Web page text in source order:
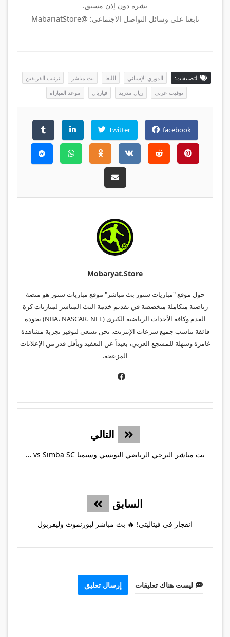
نشره دون إذن مسبق.
تابعنا على وسائل التواصل الاجتماعي: @MabariatStore
التصنيفات: الدوري الإسباني الليغا بث مباشر
ترتيب الفريقين
توقيت عربي
ريال مدريد فياريال موعد المباراة
facebook
Twitter
Mobaryat.store
حول موقع "مباريات ستور بث مباشر" موقع مباريات ستور هو منصة
رياضية متكاملة متخصصة في تقديم خدمة البث المباشر لمباريات كرة
القدم وكافة الأحداث الرياضية الكبرى (NBA، NASCAR، NFL) بجودة
فائقة تناسب جميع سرعات الإنترنت. نحن نسعى لتوفير تجربة مشاهدة
غامرة وسهلة للمشجع العربي، بعيداً عن التعقيد وبأقل قدر من الإعلانات
المزعجة.
التالي
بث مباشر الترجي الرياضي التونسي وسيمبا ES Tunis vs Simba SC
السابق
انفجار في فيتاليتي! 🔥 بث مباشر لبورنموث وليفربول
ليست هناك تعليقات إرسال تعليق